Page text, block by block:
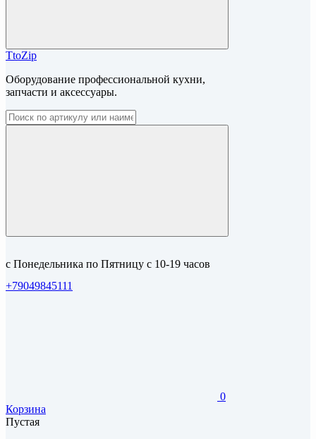
TtoZip
Оборудование профессиональной кухни,
запчасти и аксессуары.
с Понедельника по Пятницу с 10-19 часов
+79049845111
0
Корзина
Пустая